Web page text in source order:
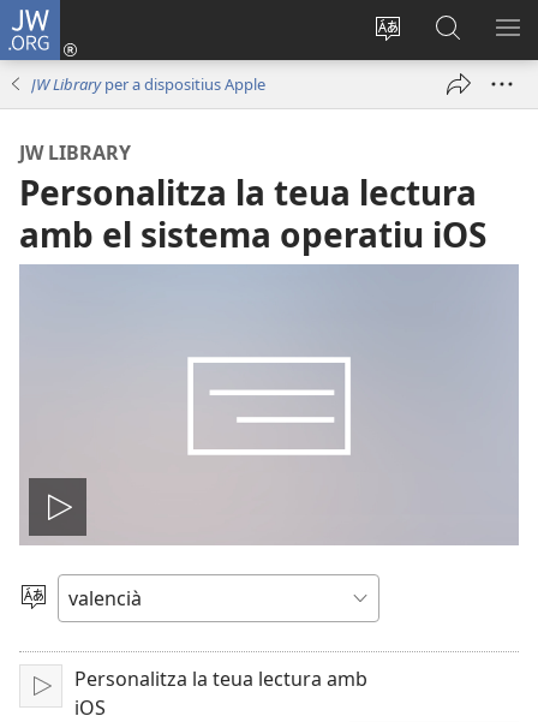
JW.ORG
Canviar
l'idioma
Iniciar
sessió
nova)
Busca
a
JW.ORG
JW Libraryper a dispositius Apple
JW LIBRARY
Personalitza la teua lectura
amb el sistema operatiu iOS
Reproduir
el
vídeo
Canviar
d'idioma
Reproduir
Personalitza la teua lectura amb
iOS